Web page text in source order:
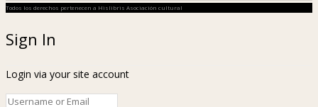
Todos los derechos pertenecen a Hislibris Asociación cultural
Sign In
Login via your site account